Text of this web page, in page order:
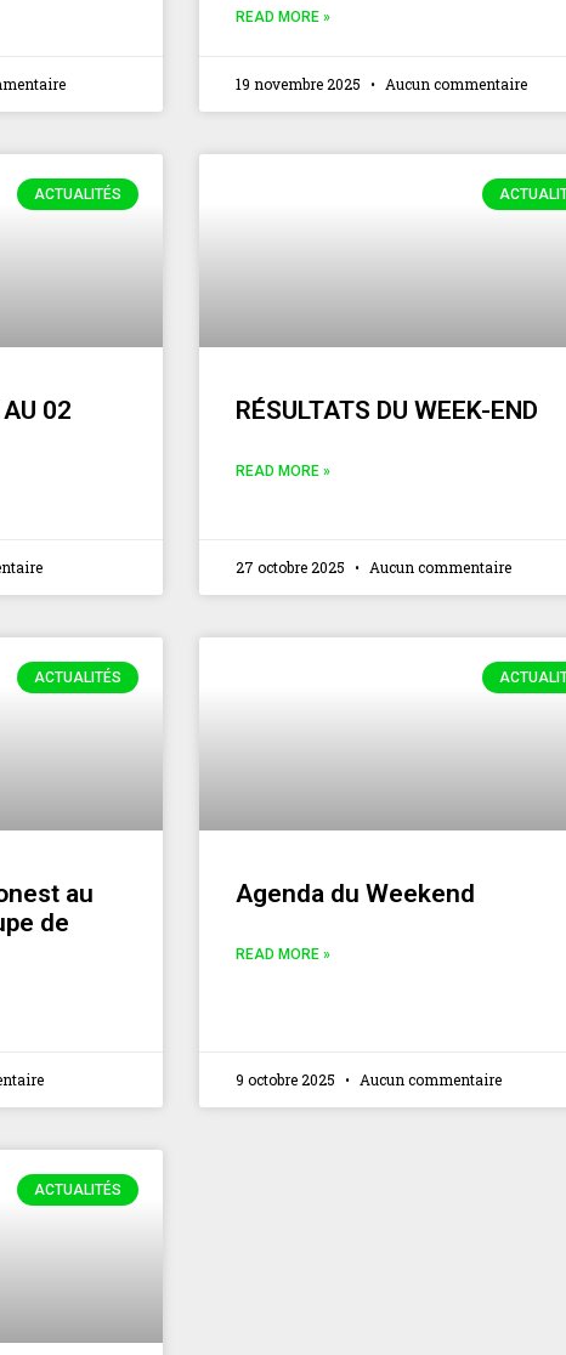
READ MORE »
19 novembre 2025 Aucun commentaire
ACTUALITÉS
02
RÉSULTATS DU WEEK-END
READ MORE »
27 octobre 2025 Aucun commentaire
ACTUALITÉS
au
de
Agenda du Weekend
READ MORE »
9 octobre 2025 Aucun commentaire
ACTUALITÉS